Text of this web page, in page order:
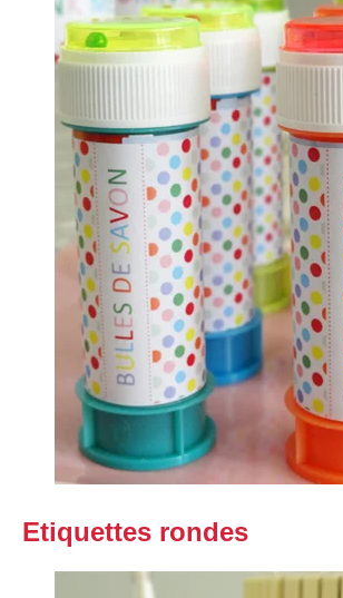
Etiquettes rondes